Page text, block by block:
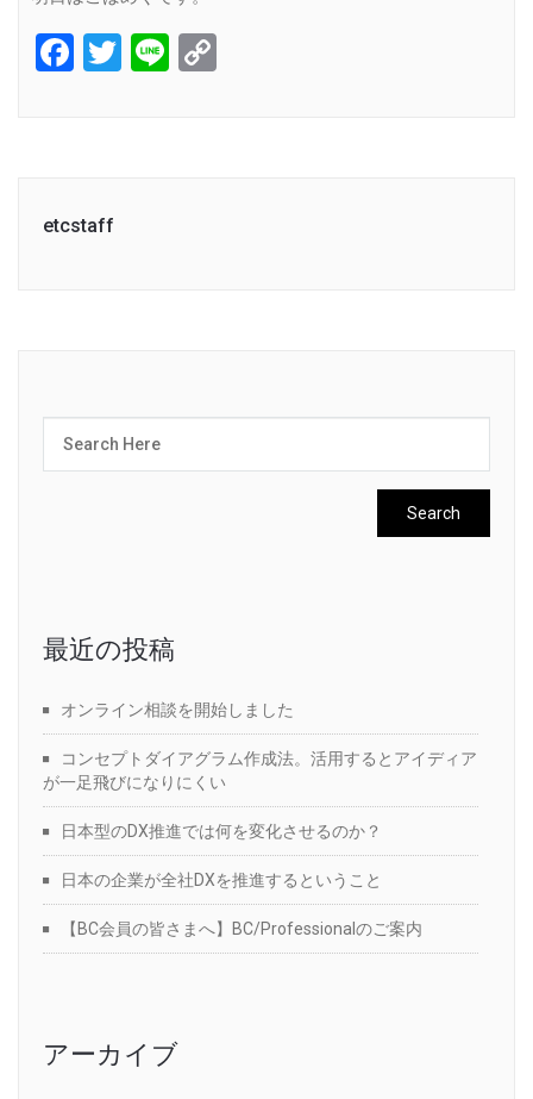
Facebook
Twitter
Line
etcstaff
最近の投稿
オンライン相談を開始しました
コンセプトダイアグラム作成法。活用するとアイディア
が一足飛びになりにくい
日本型のDX推進では何を変化させるのか？
日本の企業が全社DXを推進するということ
【BC会員の皆さまへ】BC/Professionalのご案内
アーカイブ